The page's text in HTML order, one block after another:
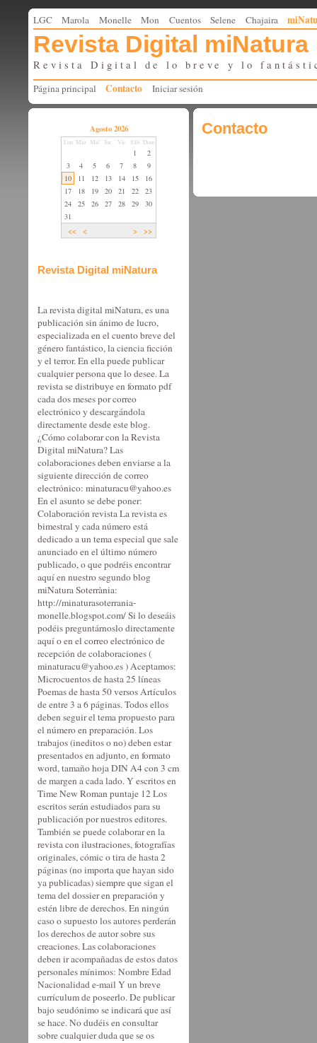
LGC Marola Monelle Mon Cuentos Selene Chajaira
Revista Digital miNatura
Revista Digital de lo breve y lo
Página principal Contacto Iniciar sesión
Contacto
Agosto 2026
Lun Mar Mié Jue Vie Sáb Dom
1
2
3
4 5 6 7 8
9
10
11 12 13 14 15
16
17
18 19 20 21 22
23
24
25 26 27 28 29
30
31
<< < > >>
Revista Digital miNatura
La revista digital miNatura, es una
publicación sin ánimo de lucro,
especializada en el cuento breve del
género fantástico, la ciencia ficción
y el terror. En ella puede publicar
cualquier persona que lo desee. La
revista se distribuye en formato pdf
cada dos meses por correo
electrónico y descargándola
directamente desde este blog.
¿Cómo colaborar con la Revista
Digital miNatura? Las
colaboraciones deben enviarse a la
siguiente dirección de correo
electrónico: minaturacu@yahoo.es
En el asunto se debe poner:
Colaboración revista La revista es
bimestral y cada número está
dedicado a un tema especial que sale
anunciado en el último número
publicado, o que podréis encontrar
aquí en nuestro segundo blog
miNatura Soterrània:
http://minaturasoterrania-
monelle.blogspot.com/ Si lo deseáis
podéis preguntárnoslo directamente
aquí o en el correo electrónico de
recepción de colaboraciones (
minaturacu@yahoo.es ) Aceptamos:
Microcuentos de hasta 25 líneas
Poemas de hasta 50 versos Artículos
de entre 3 a 6 páginas. Todos ellos
deben seguir el tema propuesto para
el número en preparación. Los
trabajos (ineditos o no) deben estar
presentados en adjunto, en formato
word, tamaño hoja DIN A4 con 3 cm
de margen a cada lado. Y escritos en
Time New Roman puntaje 12 Los
escritos serán estudiados para su
publicación por nuestros editores.
También se puede colaborar en la
revista con ilustraciones, fotografías
originales, cómic o tira de hasta 2
páginas (no importa que hayan sido
ya publicadas) siempre que sigan el
tema del dossier en preparación y
estén libre de derechos. En ningún
caso o supuesto los autores perderán
los derechos de autor sobre sus
creaciones. Las colaboraciones
deben ir acompañadas de estos datos
personales mínimos: Nombre Edad
Nacionalidad e-mail Y un breve
currículum de poseerlo. De publicar
bajo seudónimo se indicará que así
se hace. No dudéis en consultar
sobre cualquier duda que se os